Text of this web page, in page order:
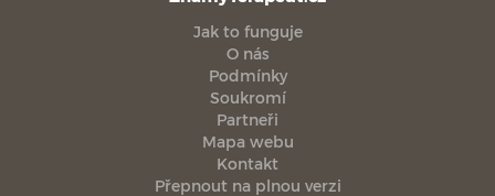
Jak to funguje
O nás
Podmínky
Soukromí
Partneři
Mapa webu
Kontakt
Přepnout na plnou verzi